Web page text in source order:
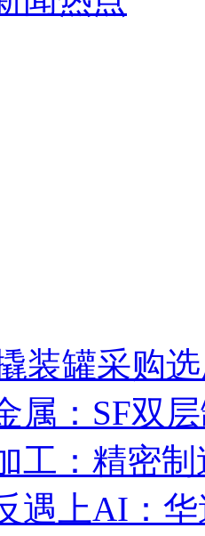
装罐采购
属：SF双
工：精密
遇上AI：